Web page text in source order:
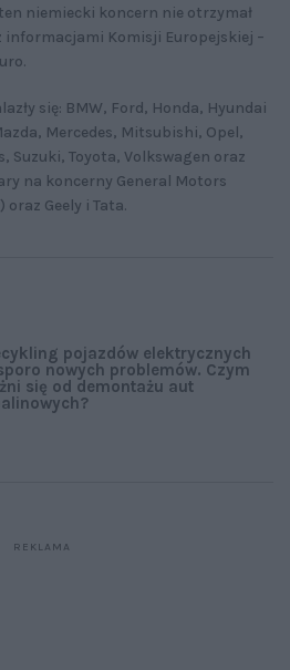
niemiecki koncern nie otrzymał
informacjami Komisji Europejskiej –
się: BMW, Ford, Honda, Hyundai
Mercedes, Mitsubishi, Opel,
Suzuki, Toyota, Volkswagen oraz
na koncerny General Motors
oraz Geely i Tata.
pojazdów elektrycznych
nowych problemów. Czym
się od demontażu aut